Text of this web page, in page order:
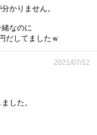
かりません。
なのに
だしてましたｗ
2021/07/12
した。